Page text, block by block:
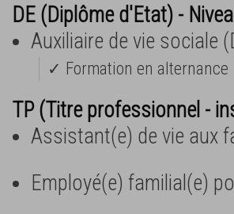
DE (Diplôme d'Etat) -
Auxiliaire de vie sociale
✓ Formation en alternance
TP (Titre professionnel -
Assistant(e) de vie aux
Employé(e) familial(e)